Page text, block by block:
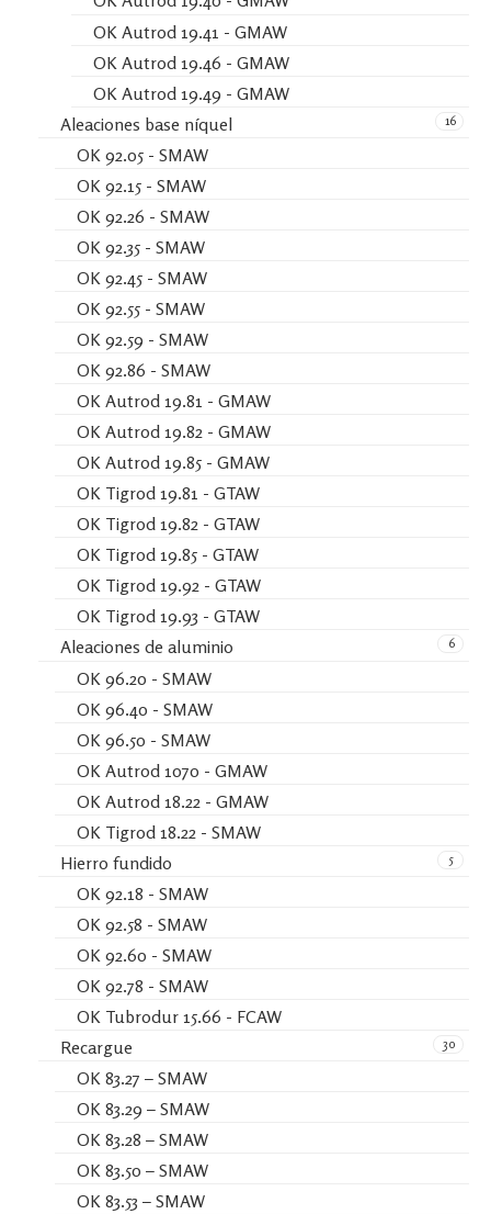
OK Autrod 19.41 - GMAW
OK Autrod 19.46 - GMAW
OK Autrod 19.49 - GMAW
16
Aleaciones base níquel
OK 92.05 - SMAW
OK 92.15 - SMAW
OK 92.26 - SMAW
OK 92.35 - SMAW
OK 92.45 - SMAW
OK 92.55 - SMAW
OK 92.59 - SMAW
OK 92.86 - SMAW
OK Autrod 19.81 - GMAW
OK Autrod 19.82 - GMAW
OK Autrod 19.85 - GMAW
OK Tigrod 19.81 - GTAW
OK Tigrod 19.82 - GTAW
OK Tigrod 19.85 - GTAW
OK Tigrod 19.92 - GTAW
OK Tigrod 19.93 - GTAW
6
Aleaciones de aluminio
OK 96.20 - SMAW
OK 96.40 - SMAW
OK 96.50 - SMAW
OK Autrod 1070 - GMAW
OK Autrod 18.22 - GMAW
OK Tigrod 18.22 - SMAW
5
Hierro fundido
OK 92.18 - SMAW
OK 92.58 - SMAW
OK 92.60 - SMAW
OK 92.78 - SMAW
OK Tubrodur 15.66 - FCAW
30
Recargue
OK 83.27 – SMAW
OK 83.29 – SMAW
OK 83.28 – SMAW
OK 83.50 – SMAW
OK 83.53 – SMAW